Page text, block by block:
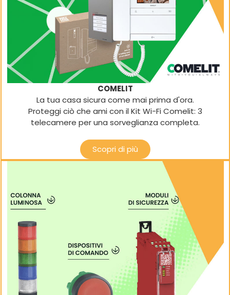
COMELIT
La tua casa sicura come mai prima d'ora.
Proteggi ciò che ami con il Kit Wi-Fi Comelit: 3
telecamere per una sorveglianza completa.
Scopri di più